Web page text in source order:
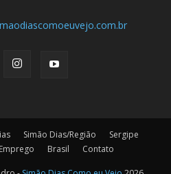
Simão Dias/Região
Sergipe
Emprego Brasil Contato